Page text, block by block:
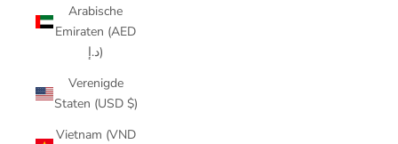
Arabische
Emiraten (AED
د.إ)
Verenigde
Staten (USD $)
Vietnam (VND